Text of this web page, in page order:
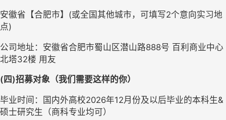
安徽省【合肥市】 (或全国其他城市，可填写2个意向实习地
点)
公司地址：安徽省合肥市蜀山区潜山路888号 百利商业中心
北塔32楼 用友
(四)招募对象（我们需要这样的你）
毕业时间：国内外高校2026年12月份及以后毕业的本科生&
硕士研究生（商科专业均可）